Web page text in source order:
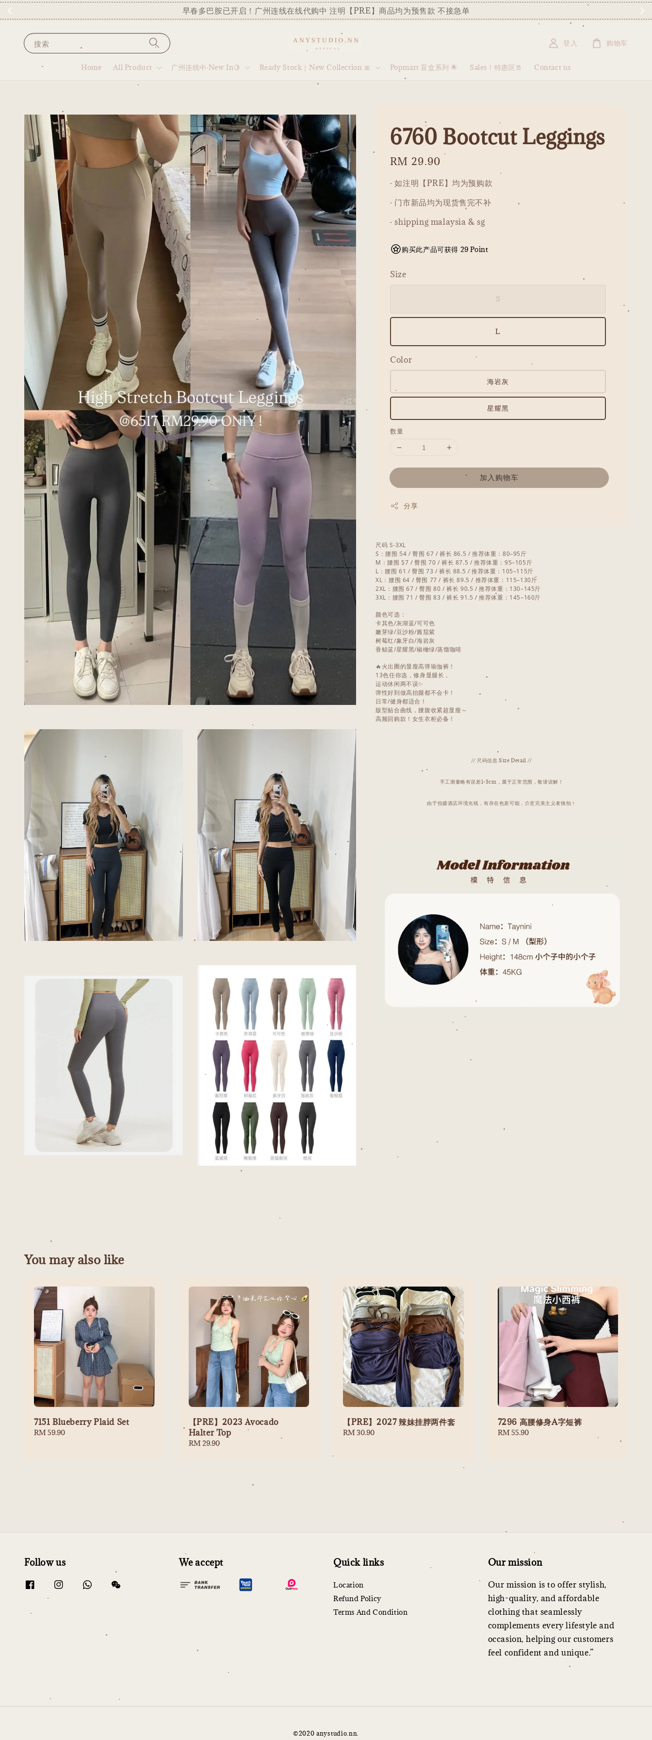
早春多巴胺已开启！广州连线在线代购中 注明【PRE】商品均为预售款 不接急单
搜索
Home All Product 广州连线中·New In🍋 Ready Stock｜New Collection 🎀 Popmart 盲盒系列 🌟 Sales！特惠区🚪 Contact us
登入 购物车
6760 Bootcut Leggings
Regular
price
RM 29.90
· 如注明【PRE】均为预购款
· 门市新品均为现货售完不补
· shipping malaysia & sg
购买此产品可获得 29 Point
Size
S
L
Color
海岩灰
星耀黑
数量
加入购物车
分享
尺码 S-3XL
S：腰围 54 / 臀围 67 / 裤长 86.5 / 推荐体重：80–95斤
M：腰围 57 / 臀围 70 / 裤长 87.5 / 推荐体重：95–105斤
L：腰围 61 / 臀围 73 / 裤长 88.5 / 推荐体重：105–115斤
XL：腰围 64 / 臀围 77 / 裤长 89.5 / 推荐体重：115–130斤
2XL：腰围 67 / 臀围 80 / 裤长 90.5 / 推荐体重：130–145斤
3XL：腰围 71 / 臀围 83 / 裤长 91.5 / 推荐体重：145–160斤
颜色可选：
卡其色/灰湖蓝/可可色
嫩芽绿/豆沙粉/酱茄紫
树莓红/象牙白/海岩灰
香鲸蓝/星耀黑/椒橄绿/蒸馏咖啡
🔥火出圈的显瘦高弹瑜伽裤！
13色任你选，修身显腿长，
运动休闲两不误✨
弹性好到做高抬腿都不会卡！
日常/健身都适合！
版型贴合曲线，腰腹收紧超显瘦～
高频回购款！女生衣柜必备！
// 尺码信息 Size Detail //
手工测量略有误差1-3cm，属于正常范围，敬请谅解！
由于拍摄酒店环境光线，有存在色差可能，介意完美主义者慎拍！
You may also like
7151 Blueberry Plaid Set
Regular
RM 59.90
【PRE】2023 Avocado
Halter Top
Regular
RM 29.90
【PRE】2027 辣妹挂脖两件套
Regular
RM 30.90
7296 高腰修身A字短裤
Regular
RM 55.90
Follow us We accept Quick links
Location
Refund Policy
Terms And Condition
Our mission
Our mission is to offer stylish,
high-quality, and affordable
clothing that seamlessly
complements every lifestyle and
occasion, helping our customers
feel confident and unique.”
©2020 anystudio.nn.